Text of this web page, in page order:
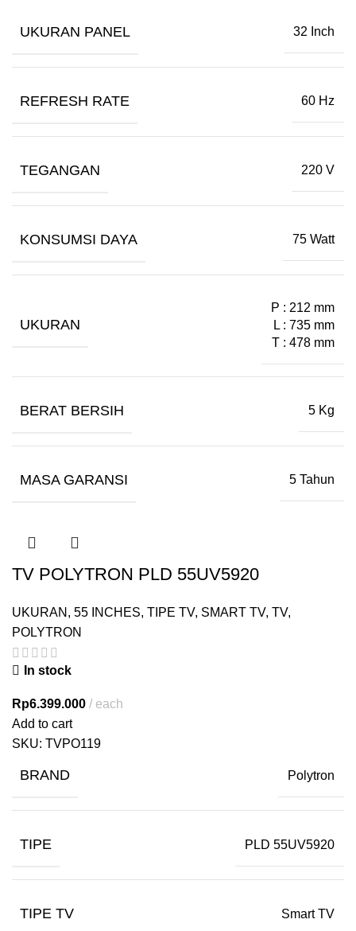
UKURAN PANEL 32 Inch
REFRESH RATE 60 Hz
TEGANGAN 220 V
KONSUMSI DAYA 75 Watt
UKURAN
P : 212 mm
L : 735 mm
T : 478 mm
BERAT BERSIH 5 Kg
MASA GARANSI 5 Tahun
TV POLYTRON PLD 55UV5920
UKURAN , 55 INCHES, TIPE TV, SMART TV, TV,
POLYTRON
In stock
Rp6.399.000
each
Add to cart
SKU: TVPO119
BRAND Polytron
TIPE PLD 55UV5920
TIPE TV Smart TV